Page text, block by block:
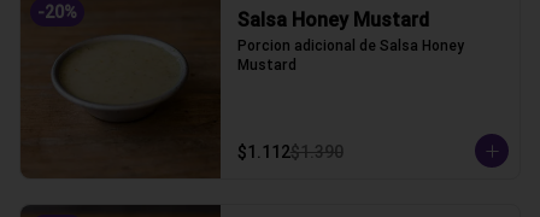
-20% Salsa Honey Mustard
Porcion adicional de Salsa Honey
Mustard
$1.112$1.390